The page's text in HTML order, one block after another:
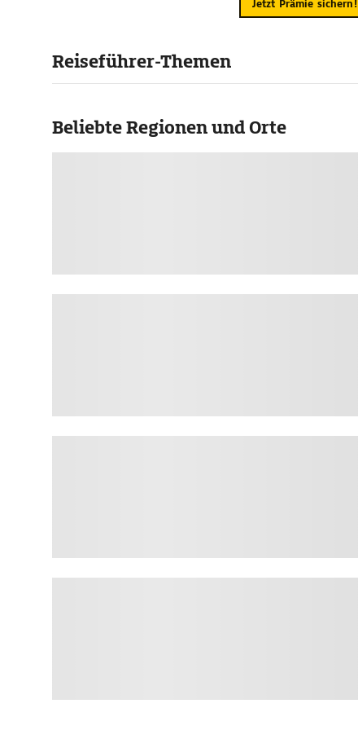
Jetzt Prämie sichern!
Reiseführer-Themen
Beliebte Regionen und Orte